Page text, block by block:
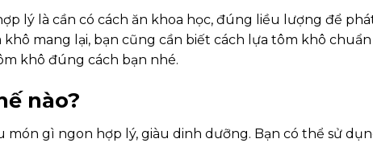
lý là cần có cách ăn khoa học, đúng liều lượng để
mang lại, bạn cũng cần biết cách lựa tôm khô chuẩn
khô đúng cách bạn nhé.
nào?
món gì ngon hợp lý, giàu dinh dưỡng. Bạn có thể sử